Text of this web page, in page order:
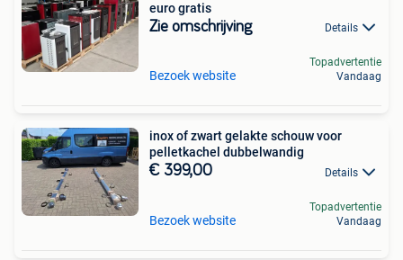
euro gratis
Zie omschrijving Details
Bezoek website
Topadvertentie
Vandaag
inox of zwart gelakte schouw voor
pelletkachel dubbelwandig
€ 399,00 Details
Bezoek website
Topadvertentie
Vandaag